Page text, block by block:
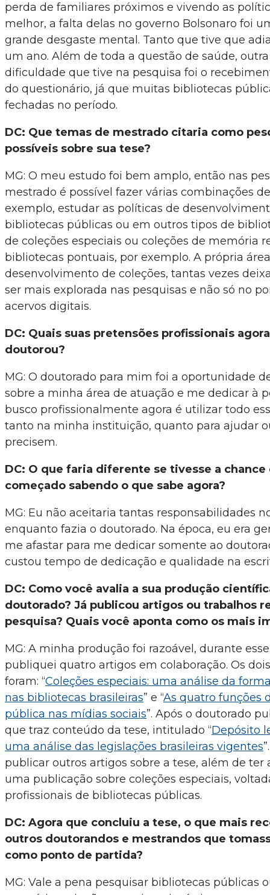
perda de familiares próximos e vivendo as
melhor, a falta delas no governo Bolsonaro foi
grande desgaste mental. Tanto que tive que
um ano. Além de toda a questão de saúde,
dificuldade que tive na pesquisa foi o
do questionário, já que muitas bibliotecas
fechadas no período.
DC: Que temas de mestrado citaria como
possíveis sobre sua tese?
MG: O meu estudo foi bem amplo, então nas
mestrado é possível fazer várias combinações
exemplo, estudar as políticas de
bibliotecas públicas ou em outros tipos de
de coleções especiais ou coleções de memória
bibliotecas pontuais, por exemplo. A própria
desenvolvimento de coleções, tantas vezes
ser mais explorada nas pesquisas e não só no
acervos digitais.
DC: Quais suas pretensões profissionais
doutorou?
MG: O doutorado para mim foi a oportunidade
sobre a minha área de atuação e me dedicar à
busco profissionalmente agora é utilizar todo
tanto na minha instituição, quanto para ajudar
precisem.
DC: O que faria diferente se tivesse a chance
começado sabendo o que sabe agora?
MG: Eu não aceitaria tantas responsabilidades
enquanto fazia o doutorado. Na época, eu era
me afastar para me dedicar somente ao
custou tempo de dedicação e qualidade na
DC: Como você avalia a sua produção
doutorado? Já publicou artigos ou trabalhos
pesquisa? Quais você aponta como os mais
MG: A minha produção foi razoável, durante
publiquei quatro artigos em colaboração. Os
foram: “Coleções especiais: uma análise da
nas bibliotecas brasileiras” e “As quatro funções
pública nas mídias sociais”. Após o doutorado
que traz conteúdo da tese, intitulado “Depósito
uma análise das legislações brasileiras vigentes
publicar outros artigos sobre a tese, além de ter
uma publicação sobre coleções especiais,
profissionais de bibliotecas públicas.
DC: Agora que concluiu a tese, o que mais
outros doutorandos e mestrandos que
como ponto de partida?
MG: Vale a pena pesquisar bibliotecas públicas